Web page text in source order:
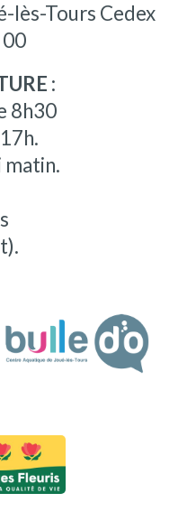
lès-Tours Cedex
00
:
8h30
matin.